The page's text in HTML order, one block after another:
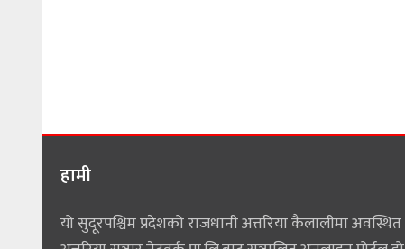
हामी
यो सुदूरपश्चिम प्रदेशको राजधानी अत्तरिया कैलालीमा अवस्थित